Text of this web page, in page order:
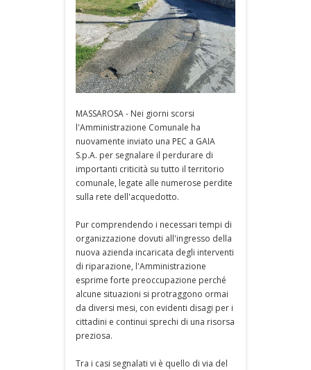
MASSAROSA - Nei giorni scorsi
l'Amministrazione Comunale ha
nuovamente inviato una PEC a GAIA
S.p.A. per segnalare il perdurare di
importanti criticità su tutto il territorio
comunale, legate alle numerose perdite
sulla rete dell'acquedotto.
Pur comprendendo i necessari tempi di
organizzazione dovuti all'ingresso della
nuova azienda incaricata degli interventi
di riparazione, l'Amministrazione
esprime forte preoccupazione perché
alcune situazioni si protraggono ormai
da diversi mesi, con evidenti disagi per i
cittadini e continui sprechi di una risorsa
preziosa.
Tra i casi segnalati vi è quello di via del